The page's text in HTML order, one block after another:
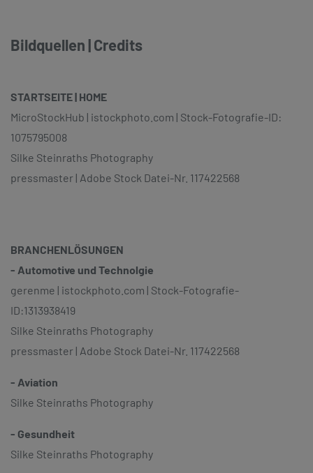
Bildquellen | Credits
STARTSEITE | HOME
MicroStockHub | istockphoto.com | Stock-Fotografie-ID:
1075795008
Silke Steinraths Photography
pressmaster | Adobe Stock Datei-Nr. 117422568
BRANCHENLÖSUNGEN
- Automotive und Technolgie
gerenme | istockphoto.com | Stock-Fotografie-
ID:1313938419
Silke Steinraths Photography
pressmaster | Adobe Stock Datei-Nr. 117422568
- Aviation
Silke Steinraths Photography
- Gesundheit
Silke Steinraths Photography